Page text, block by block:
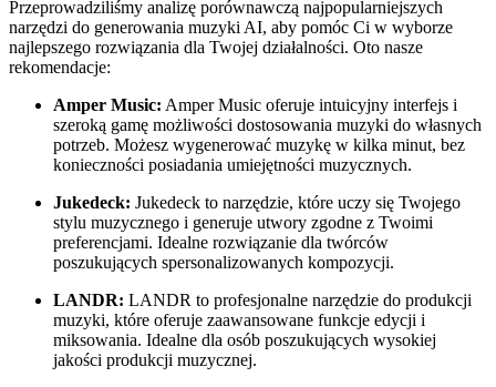
Przeprowadziliśmy analizę porównawczą najpopularniejszych
narzędzi do generowania muzyki AI, aby pomóc Ci w wyborze
najlepszego rozwiązania dla Twojej działalności. Oto nasze
rekomendacje:
Amper Music: Amper Music oferuje intuicyjny interfejs i
szeroką gamę możliwości dostosowania muzyki do własnych
potrzeb. Możesz wygenerować muzykę w kilka minut, bez
konieczności posiadania umiejętności muzycznych.
Jukedeck: Jukedeck to narzędzie, które uczy się Twojego
stylu muzycznego i generuje utwory zgodne z Twoimi
preferencjami. Idealne rozwiązanie dla twórców
poszukujących spersonalizowanych kompozycji.
LANDR: LANDR to profesjonalne narzędzie do produkcji
muzyki, które oferuje zaawansowane funkcje edycji i
miksowania. Idealne dla osób poszukujących wysokiej
jakości produkcji muzycznej.